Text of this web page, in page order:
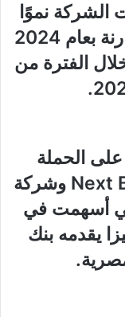
نموًا
بعام 2024
الفترة من
.
الحملة
Next وشركة
أسهمت في
يقدمه بنك